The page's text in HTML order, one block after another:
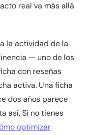
real va más allá
la actividad de la
— uno de los
con reseñas
activa. Una ficha
dos años parece
así. Si no tienes
optimizar